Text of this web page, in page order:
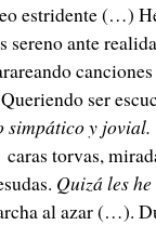
estridente (…)
sereno ante
ser
simpático y jovial.
torvas,
Quizá les
al azar (…).